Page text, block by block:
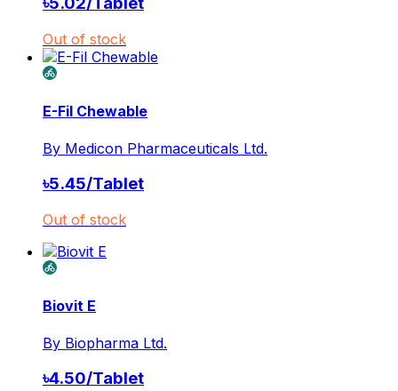
Out of stock
E-Fil Chewable
By Medicon Pharmaceuticals Ltd.
৳5.45/Tablet
Out of stock
Biovit E
By Biopharma Ltd.
৳4.50/Tablet